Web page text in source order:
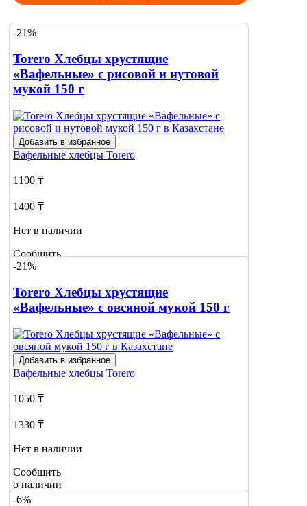
-21%
Torero Хлебцы хрустящие
«Вафельные» с рисовой и нутовой
мукой 150 г
Добавить в избранное
Вафельные хлебцы Torero
1100 ₸
1400 ₸
Нет в наличии
Сообщить
о наличии
-21%
Torero Хлебцы хрустящие
«Вафельные» с овсяной мукой 150 г
Добавить в избранное
Вафельные хлебцы Torero
1050 ₸
1330 ₸
Нет в наличии
Сообщить
о наличии
-6%